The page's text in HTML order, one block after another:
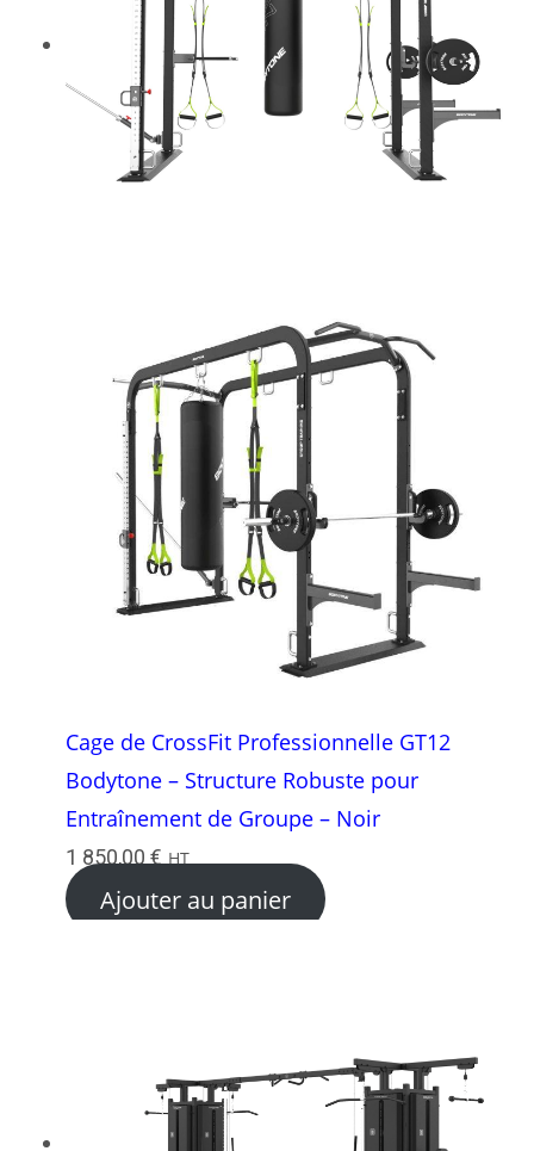
Cage de CrossFit Professionnelle GT12
Bodytone – Structure Robuste pour
Entraînement de Groupe – Noir
1 850,00 € HT
Ajouter au panier